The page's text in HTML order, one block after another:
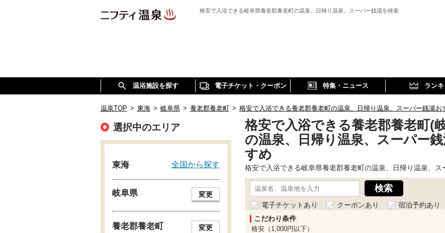
格安で入浴できる岐阜県養老郡養老町の温泉、日帰り温泉、スーパー銭湯を検索
温浴施設を探す 電子チケット・クーポン 特集・ニュース ラン
温泉TOP > 東海 > 岐阜県 > 養老郡養老町 > 格安で入浴できる養老郡養老町の温泉、日帰り温泉、スーパー銭湯お
格安で入浴できる養老郡養老町(
の温泉、日帰り温泉、スーパー
すめ
格安で入浴できる岐阜県養老郡養老町の温泉、日帰り温泉、ス
電子チケットあり クーポンあり 宿泊予約あり
こだわり条件
格安（1,000円以下）
選択中のエリア
東海 全国から探す
岐阜県 変更
養老郡養老町 変更